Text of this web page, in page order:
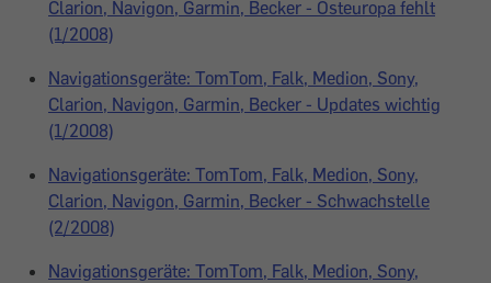
Clarion, Navigon, Garmin, Becker - Osteuropa fehlt
(1/2008)
Navigationsgeräte: TomTom, Falk, Medion, Sony,
Clarion, Navigon, Garmin, Becker - Updates wichtig
(1/2008)
Navigationsgeräte: TomTom, Falk, Medion, Sony,
Clarion, Navigon, Garmin, Becker - Schwachstelle
(2/2008)
Navigationsgeräte: TomTom, Falk, Medion, Sony,